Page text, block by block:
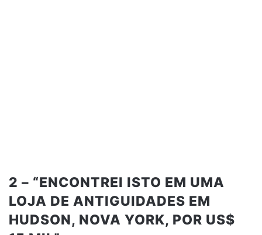
2 – “ENCONTREI ISTO EM UMA
LOJA DE ANTIGUIDADES EM
HUDSON, NOVA YORK, POR US$